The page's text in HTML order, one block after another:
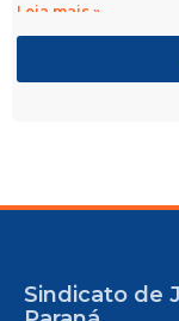
Leia mais »
Sindicato de